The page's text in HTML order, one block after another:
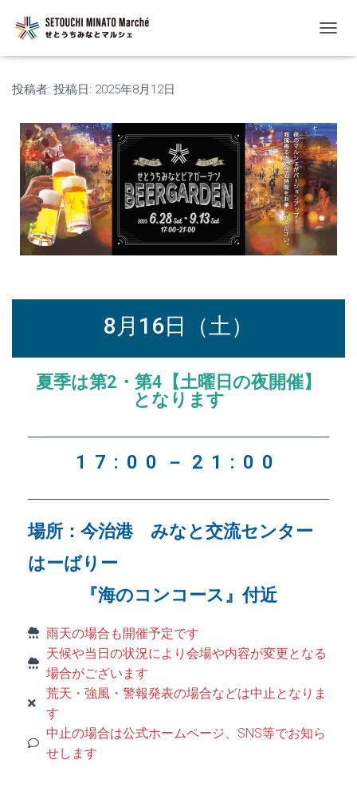
ビ
ン
を
切
替
え
投稿者: 投稿日: 2025年8月12日
8月16日（土）
夏季は第2・第4【土曜日の夜開催】
となります
17:00－21:00
場所：今治港 みなと交流センター
はーばりー
『海のコンコース』付近
雨天の場合も開催予定です
天候や当日の状況により会場や内容が変更となる
場合がございます
荒天・強風・警報発表の場合などは中止となりま
す
中止の場合は公式ホームページ、SNS等でお知ら
せします